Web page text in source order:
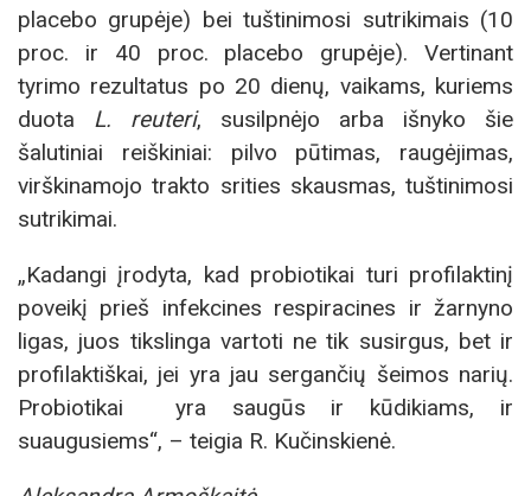
placebo grupėje) bei tuštinimosi sutrikimais (10
proc. ir 40 proc. placebo grupėje). Vertinant
tyrimo rezultatus po 20 dienų, vaikams, kuriems
duota L. reuteri, susilpnėjo arba išnyko šie
šalutiniai reiškiniai: pilvo pūtimas, raugėjimas,
virškinamojo trakto srities skausmas, tuštinimosi
sutrikimai.
„Kadangi įrodyta, kad probiotikai turi profilaktinį
poveikį prieš infekcines respiracines ir žarnyno
ligas, juos tikslinga vartoti ne tik susirgus, bet ir
profilaktiškai, jei yra jau sergančių šeimos narių.
Probiotikai yra saugūs ir kūdikiams, ir
suaugusiems“, – teigia R. Kučinskienė.